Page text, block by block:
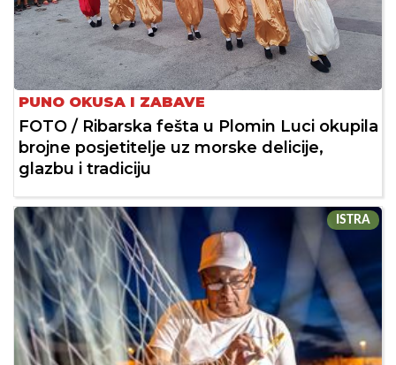
PUNO OKUSA I ZABAVE
FOTO / Ribarska fešta u Plomin Luci okupila
brojne posjetitelje uz morske delicije,
glazbu i tradiciju
ISTRA